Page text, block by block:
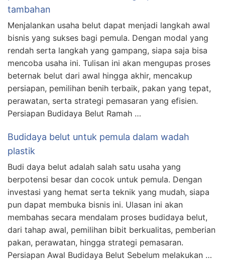
tambahan
Menjalankan usaha belut dapat menjadi langkah awal
bisnis yang sukses bagi pemula. Dengan modal yang
rendah serta langkah yang gampang, siapa saja bisa
mencoba usaha ini. Tulisan ini akan mengupas proses
beternak belut dari awal hingga akhir, mencakup
persiapan, pemilihan benih terbaik, pakan yang tepat,
perawatan, serta strategi pemasaran yang efisien.
Persiapan Budidaya Belut Ramah …
Budidaya belut untuk pemula dalam wadah
plastik
Budi daya belut adalah salah satu usaha yang
berpotensi besar dan cocok untuk pemula. Dengan
investasi yang hemat serta teknik yang mudah, siapa
pun dapat membuka bisnis ini. Ulasan ini akan
membahas secara mendalam proses budidaya belut,
dari tahap awal, pemilihan bibit berkualitas, pemberian
pakan, perawatan, hingga strategi pemasaran.
Persiapan Awal Budidaya Belut Sebelum melakukan …